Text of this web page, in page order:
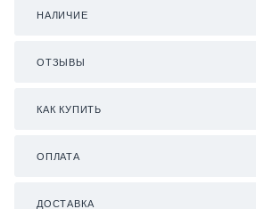
НАЛИЧИЕ
ОТЗЫВЫ
КАК КУПИТЬ
ОПЛАТА
ДОСТАВКА